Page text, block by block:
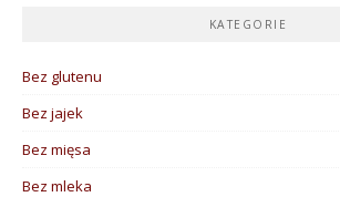
KATEGORIE
Bez glutenu
Bez jajek
Bez mięsa
Bez mleka